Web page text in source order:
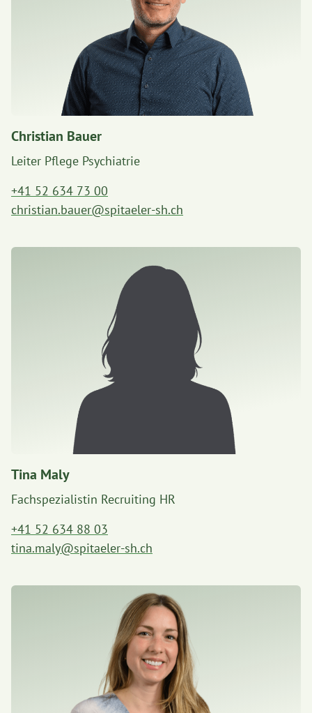
Christian Bauer
Leiter Pflege Psychiatrie
+41 52 634 73 00
christian.bauer@spitaeler-sh.ch
Tina Maly
Fachspezialistin Recruiting HR
+41 52 634 88 03
tina.maly@spitaeler-sh.ch